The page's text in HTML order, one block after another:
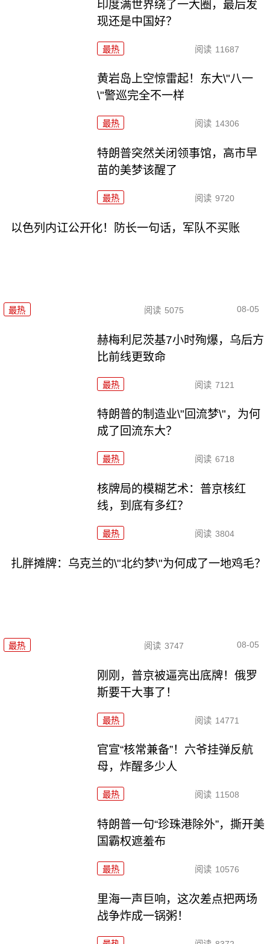
印度满世界绕了一大圈，最后发
现还是中国好？
最热 阅读 11687
黄岩岛上空惊雷起！东大\"八一
\"警巡完全不一样
最热 阅读 14306
特朗普突然关闭领事馆，高市早
苗的美梦该醒了
最热 阅读 9720
以色列内讧公开化！防长一句话，军队不买账
最热 阅读 5075 08-05
赫梅利尼茨基7小时殉爆，乌后方
比前线更致命
最热 阅读 7121
特朗普的制造业\"回流梦\"，为何
成了回流东大？
最热 阅读 6718
核牌局的模糊艺术：普京核红
线，到底有多红？
最热 阅读 3804
扎胖摊牌：乌克兰的\"北约梦\"为何成了一地鸡毛？
最热 阅读 3747 08-05
刚刚，普京被逼亮出底牌！俄罗
斯要干大事了！
最热 阅读 14771
官宣“核常兼备”！六爷挂弹反航
母，炸醒多少人
最热 阅读 11508
特朗普一句“珍珠港除外”，撕开美
国霸权遮羞布
最热 阅读 10576
里海一声巨响，这次差点把两场
战争炸成一锅粥！